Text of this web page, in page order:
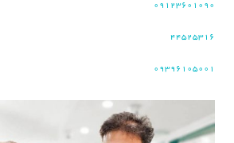
۰۹۱۲۳۶۰۱۰۹۰
۴۴۵۲۵۳۱۶
۰۹۳۹۶۱۰۵۰۰۱